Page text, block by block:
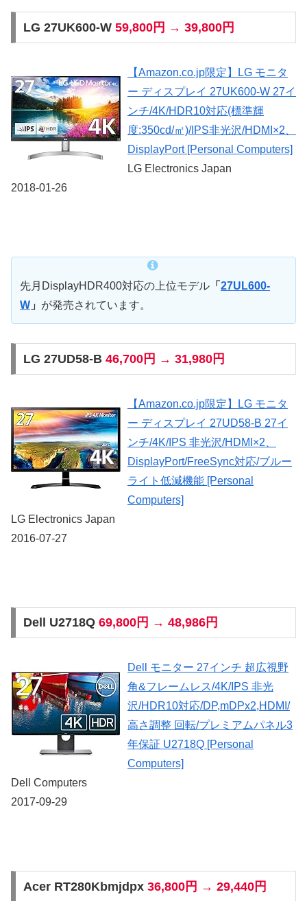
LG 27UK600-W 59,800円 → 39,800円
【Amazon.co.jp限定】LG モニタ
ー ディスプレイ 27UK600-W 27イ
ンチ/4K/HDR10対応(標準輝
度:350cd/㎡)/IPS非光沢/HDMI×2、
DisplayPort [Personal Computers]
LG Electronics Japan
2018-01-26
先月DisplayHDR400対応の上位モデル 「 27UL600-
W 」 が発売されています。
LG 27UD58-B 46,700円 → 31,980円
【Amazon.co.jp限定】LG モニタ
ー ディスプレイ 27UD58-B 27イ
ンチ/4K/IPS 非光沢/HDMI×2、
DisplayPort/FreeSync対応/ブルー
ライト低減機能 [Personal
Computers]
LG Electronics Japan
2016-07-27
Dell U2718Q 69,800円 → 48,986円
Dell モニター 27インチ 超広視野
角&フレームレス/4K/IPS 非光
沢/HDR10対応/DP,mDPx2,HDMI/
高さ調整 回転/プレミアムパネル3
年保証 U2718Q [Personal
Computers]
Dell Computers
2017-09-29
Acer RT280Kbmjdpx 36,800円 → 29,440円